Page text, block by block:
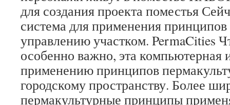
для создания проекта поместья
система для применения
управлению участком. PermaCities
особенно важно, эта
применению принципов
городскому пространству. Более
пермакультурные принципы